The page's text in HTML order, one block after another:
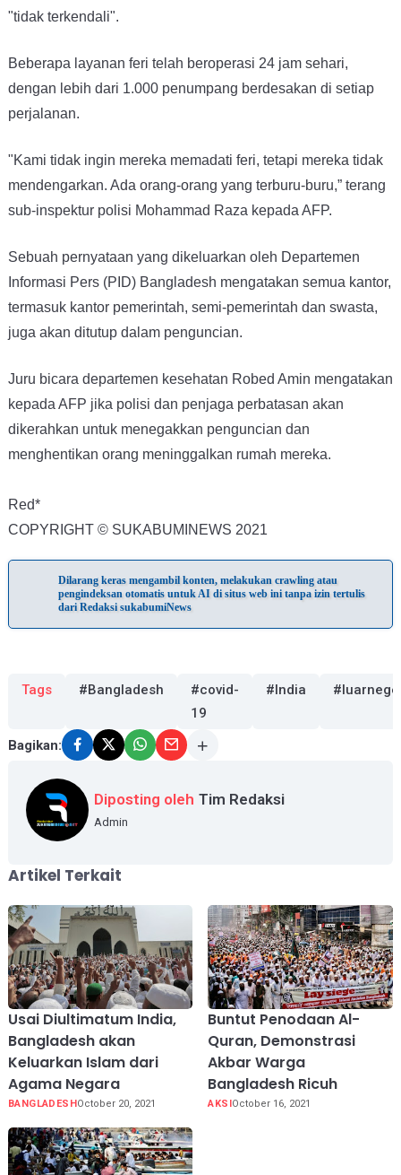
"tidak terkendali".
Beberapa layanan feri telah beroperasi 24 jam sehari,
dengan lebih dari 1.000 penumpang berdesakan di setiap
perjalanan.
"Kami tidak ingin mereka memadati feri, tetapi mereka tidak
mendengarkan. Ada orang-orang yang terburu-buru,” terang
sub-inspektur polisi Mohammad Raza kepada AFP.
Sebuah pernyataan yang dikeluarkan oleh Departemen
Informasi Pers (PID) Bangladesh mengatakan semua kantor,
termasuk kantor pemerintah, semi-pemerintah dan swasta,
juga akan ditutup dalam penguncian.
Juru bicara departemen kesehatan Robed Amin mengatakan
kepada AFP jika polisi dan penjaga perbatasan akan
dikerahkan untuk menegakkan penguncian dan
menghentikan orang meninggalkan rumah mereka.
Red*
COPYRIGHT © SUKABUMINEWS 2021
Dilarang keras mengambil konten, melakukan crawling atau
pengindeksan otomatis untuk AI di situs web ini tanpa izin tertulis
dari Redaksi sukabumiNews
Tags #Bangladesh
#covid-
19
#India
Bagikan:
Diposting oleh Tim Redaksi
Admin
Artikel Terkait
Usai Diultimatum India,
Bangladesh akan
Keluarkan Islam dari
Agama Negara
BANGLADESHOctober 20, 2021
Buntut Penodaan Al-
Quran, Demonstrasi
Akbar Warga
Bangladesh Ricuh
AKSIOctober 16, 2021